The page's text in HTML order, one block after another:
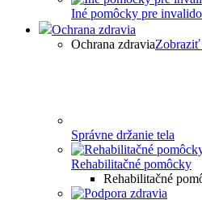
Iné pomôcky pre
Ochrana zdravia
Ochrana zdravia
Správne držanie tela
Rehabilitačné pomôcky
Rehabilitačné